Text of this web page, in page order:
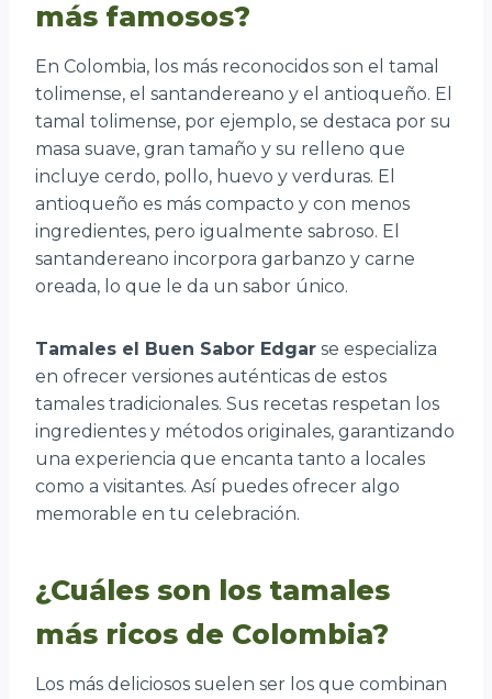
más famosos?
En Colombia, los más reconocidos son el tamal
tolimense, el santandereano y el antioqueño. El
tamal tolimense, por ejemplo, se destaca por su
masa suave, gran tamaño y su relleno que
incluye cerdo, pollo, huevo y verduras. El
antioqueño es más compacto y con menos
ingredientes, pero igualmente sabroso. El
santandereano incorpora garbanzo y carne
oreada, lo que le da un sabor único.
Tamales el Buen Sabor Edgar se especializa
en ofrecer versiones auténticas de estos
tamales tradicionales. Sus recetas respetan los
ingredientes y métodos originales, garantizando
una experiencia que encanta tanto a locales
como a visitantes. Así puedes ofrecer algo
memorable en tu celebración.
¿Cuáles son los tamales
más ricos de Colombia?
Los más deliciosos suelen ser los que combinan